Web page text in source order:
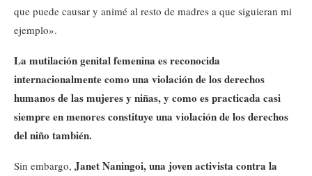
que puede causar y animé al resto de madres a que siguieran mi
ejemplo».
La mutilación genital femenina es reconocida
internacionalmente como una violación de los derechos
humanos de las mujeres y niñas, y como es practicada casi
siempre en menores constituye una violación de los derechos
del niño también.
Sin embargo, Janet Naningoi, una joven activista contra la